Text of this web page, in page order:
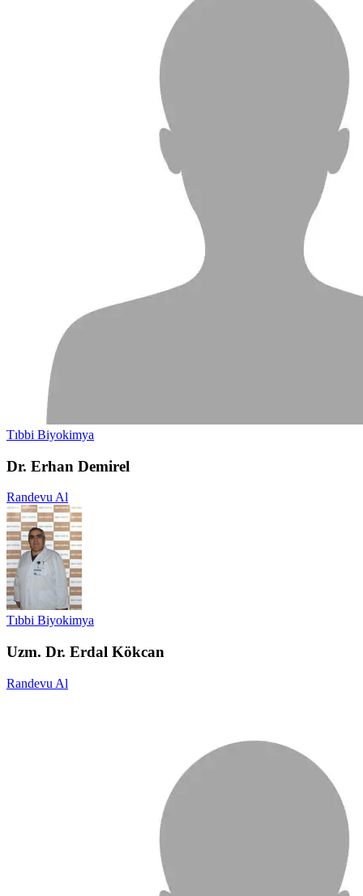
Tıbbi Biyokimya
Dr. Erhan Demirel
Randevu Al
Tıbbi Biyokimya
Uzm. Dr. Erdal Kökcan
Randevu Al